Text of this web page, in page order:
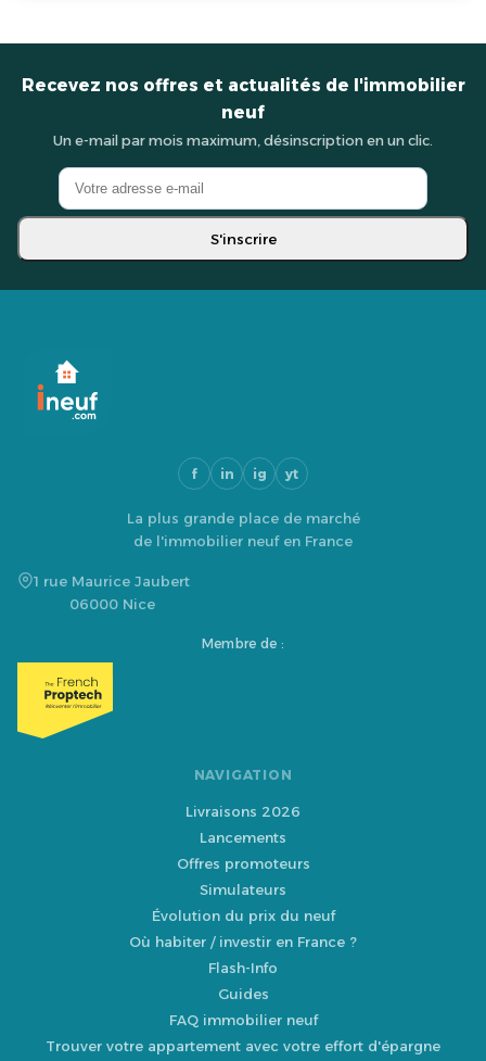
Recevez nos offres et actualités de l'immobilier
neuf
Un e-mail par mois maximum, désinscription en un clic.
S'inscrire
f in ig yt
La plus grande place de marché
de l'immobilier neuf en France
1 rue Maurice Jaubert
06000 Nice
Membre de :
NAVIGATION
Livraisons 2026
Lancements
Offres promoteurs
Simulateurs
Évolution du prix du neuf
Où habiter / investir en France ?
Flash-Info
Guides
FAQ immobilier neuf
Trouver votre appartement avec votre effort d'épargne